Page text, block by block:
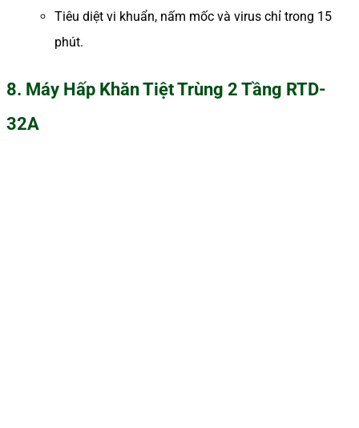
Tiêu diệt vi khuẩn, nấm mốc và virus chỉ trong 15
phút.
8. Máy Hấp Khăn Tiệt Trùng 2 Tầng RTD-
32A